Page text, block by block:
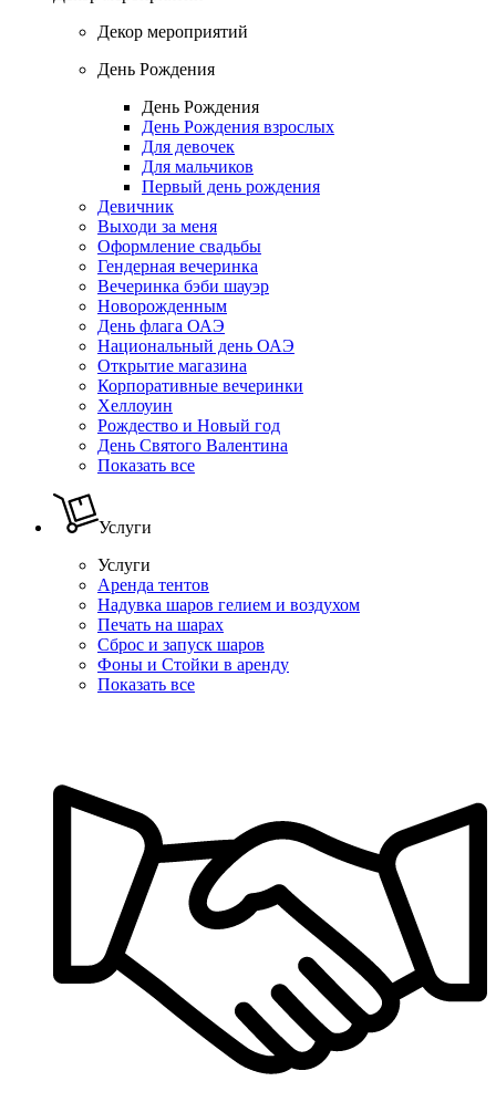
Декор мероприятий
День Рождения
День Рождения
День Рождения взрослых
Для девочек
Для мальчиков
Первый день рождения
Девичник
Выходи за меня
Оформление свадьбы
Гендерная вечеринка
Вечеринка бэби шауэр
Новорожденным
День флага ОАЭ
Национальный день ОАЭ
Открытие магазина
Корпоративные вечеринки
Хеллоуин
Рождество и Новый год
День Святого Валентина
Показать все
Услуги
Услуги
Аренда тентов
Надувка шаров гелием и воздухом
Печать на шарах
Сброс и запуск шаров
Фоны и Стойки в аренду
Показать все